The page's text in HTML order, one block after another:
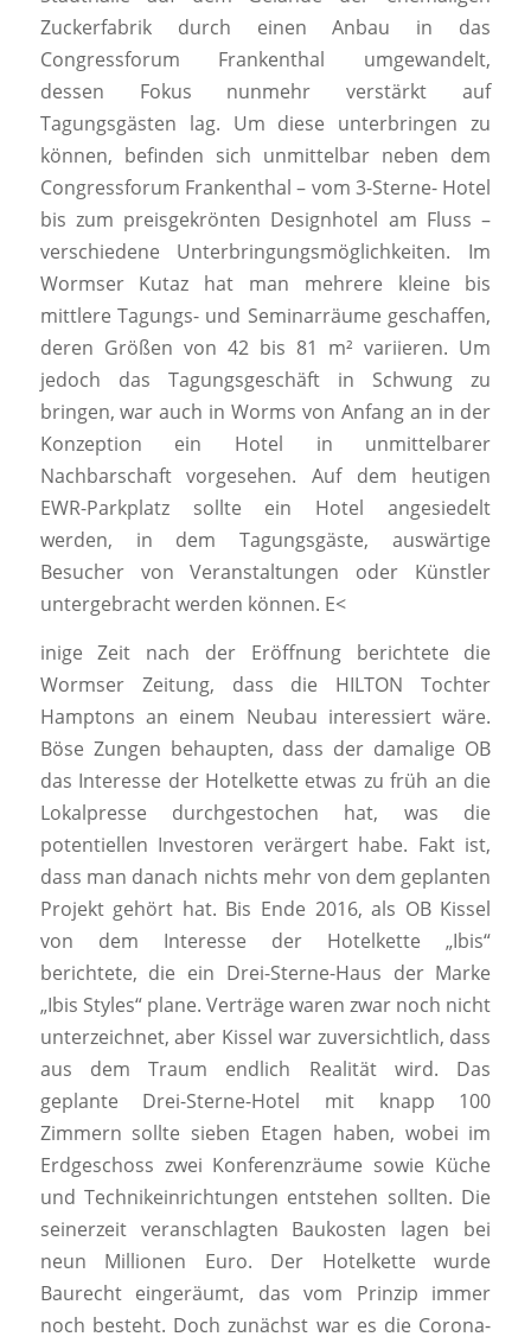
Zuckerfabrik durch einen Anbau in das
Congressforum Frankenthal umgewandelt,
dessen Fokus nunmehr verstärkt auf
Tagungsgästen lag. Um diese unterbringen zu
können, befinden sich unmittelbar neben dem
Congressforum Frankenthal – vom 3-Sterne- Hotel
bis zum preisgekrönten Designhotel am Fluss –
verschiedene Unterbringungsmöglichkeiten. Im
Wormser Kutaz hat man mehrere kleine bis
mittlere Tagungs- und Seminarräume geschaffen,
deren Größen von 42 bis 81 m² variieren. Um
jedoch das Tagungsgeschäft in Schwung zu
bringen, war auch in Worms von Anfang an in der
Konzeption ein Hotel in unmittelbarer
Nachbarschaft vorgesehen. Auf dem heutigen
EWR-Parkplatz sollte ein Hotel angesiedelt
werden, in dem Tagungsgäste, auswärtige
Besucher von Veranstaltungen oder Künstler
untergebracht werden können. E<
inige Zeit nach der Eröffnung berichtete die
Wormser Zeitung, dass die HILTON Tochter
Hamptons an einem Neubau interessiert wäre.
Böse Zungen behaupten, dass der damalige OB
das Interesse der Hotelkette etwas zu früh an die
Lokalpresse durchgestochen hat, was die
potentiellen Investoren verärgert habe. Fakt ist,
dass man danach nichts mehr von dem geplanten
Projekt gehört hat. Bis Ende 2016, als OB Kissel
von dem Interesse der Hotelkette „Ibis“
berichtete, die ein Drei-Sterne-Haus der Marke
„Ibis Styles“ plane. Verträge waren zwar noch nicht
unterzeichnet, aber Kissel war zuversichtlich, dass
aus dem Traum endlich Realität wird. Das
geplante Drei-Sterne-Hotel mit knapp 100
Zimmern sollte sieben Etagen haben, wobei im
Erdgeschoss zwei Konferenzräume sowie Küche
und Technikeinrichtungen entstehen sollten. Die
seinerzeit veranschlagten Baukosten lagen bei
neun Millionen Euro. Der Hotelkette wurde
Baurecht eingeräumt, das vom Prinzip immer
noch besteht. Doch zunächst war es die Corona-